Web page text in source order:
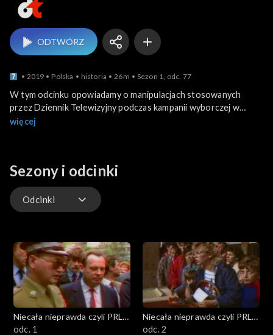
ODTWÓRZ
2019 Polska historia 26m Sezon 1, odc. 77
W tym odcinku opowiadamy o manipulacjach stosowanych
przez Dziennik Telewizyjny podczas kampanii wyborczej w
czerwcu 1989 roku. Przyjrzymy się też reakcjom członków
więcej
Sezony i odcinki
Odcinki
Niecała nieprawda czyli PRL
w DTV
odc. 1
Niecała nieprawda czyli PRL
w DTV
odc. 2